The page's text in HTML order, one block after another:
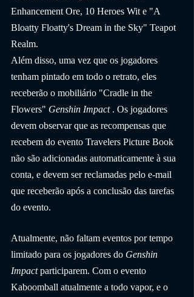
Enhancement Ore, 10 Heroes Wit e "A
Bloatty Floatty's Dream in the Sky" Teapot
Realm.
Além disso, uma vez que os jogadores
tenham pintado em todo o retrato, eles
receberão o mobiliário "Cradle in the
Flowers" Genshin Impact . Os jogadores
devem observar que as recompensas que
recebem do evento Travelers Picture Book
não são adicionadas automaticamente à sua
conta, e devem ser reclamadas pelo e-mail
que receberão após a conclusão das tarefas
do evento.
Atualmente, não faltam eventos por tempo
limitado para os jogadores do Genshin
Impact participarem. Com o evento
Kaboomball atualmente a todo vapor, e o